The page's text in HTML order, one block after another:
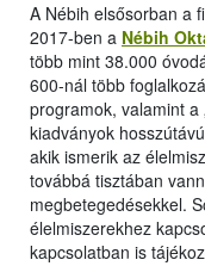
A Nébih elsősorban a
2017-ben a Nébih
több mint 38.000
600-nál több
programok, valamint a
kiadványok
akik ismerik az
továbbá tisztában
megbetegedésekkel.
élelmiszerekhez
kapcsolatban is